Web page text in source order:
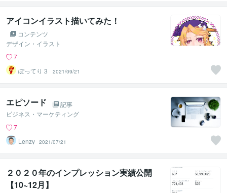
アイコンイラスト描いてみた！
コンテンツ
デザイン・イラスト
7
ぽってり３
2021/09/21
エピソード
記事
ビジネス・マーケティング
7
Lenzy 2021/07/21
２０２０年のインプレッション実績公開
【10~12月】